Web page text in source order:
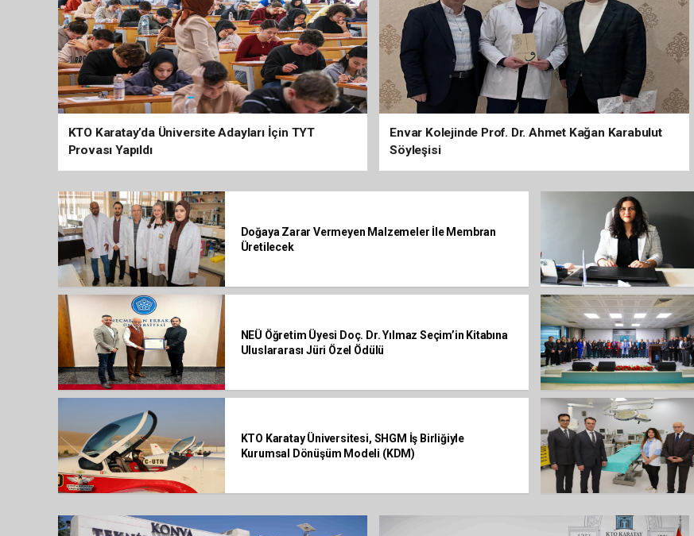
KTO Karatay’da Üniversite Adayları İçin TYT
Provası Yapıldı
Envar Kolejinde Prof. Dr. Ahmet Kağan Karabulut
Söyleşisi
Doğaya Zarar Vermeyen Malzemeler İle Membran
Üretilecek
NEÜ Öğretim Üyesi Doç. Dr. Yılmaz Seçim’in Kitabına
Uluslararası Jüri Özel Ödülü
KTO Karatay Üniversitesi, SHGM İş Birliğiyle
Kurumsal Dönüşüm Modeli (KDM)